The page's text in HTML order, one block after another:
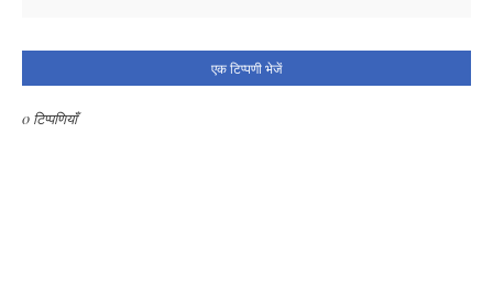
एक टिप्पणी भेजें
0 टिप्पणियाँ